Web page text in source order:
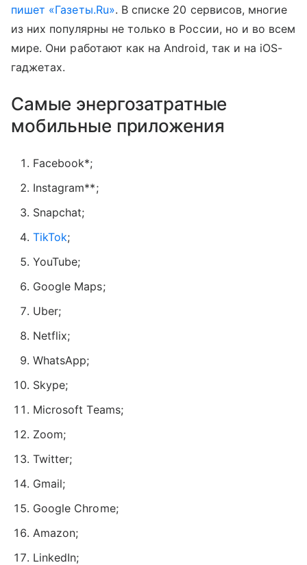
пишет «Газеты.Ru». В списке 20 сервисов, многие
из них популярны не только в России, но и во всем
мире. Они работают как на Android, так и на iOS-
гаджетах.
Самые энергозатратные
мобильные приложения
Facebook*;
Instagram**;
Snapchat;
TikTok;
YouTube;
Google Maps;
Uber;
Netflix;
WhatsApp;
Skype;
Microsoft Teams;
Zoom;
Twitter;
Gmail;
Google Chrome;
Amazon;
LinkedIn;